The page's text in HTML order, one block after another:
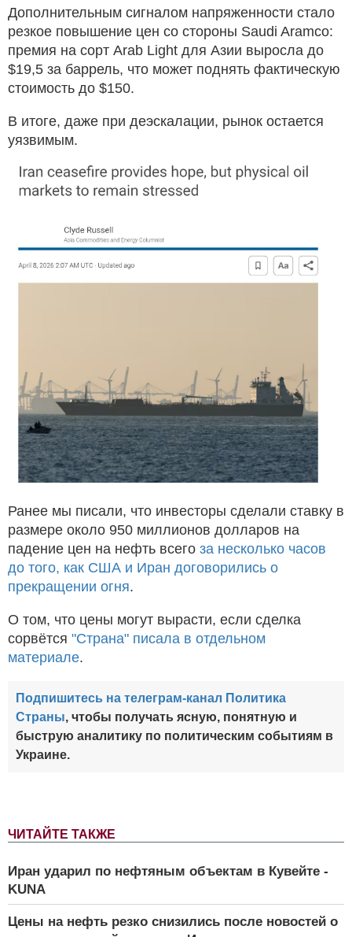
ЧИТАЙТЕ ТАКЖЕ
Иран ударил по нефтяным объектам в Кувейте -
KUNA
Цены на нефть резко снизились после новостей о
Дополнительным сигналом напряженности стало
резкое повышение цен со стороны Saudi Aramco:
премия на сорт Arab Light для Азии выросла до
$19,5 за баррель, что может поднять фактическую
стоимость до $150.
В итоге, даже при деэскалации, рынок остается
уязвимым.
Ранее мы писали, что инвесторы сделали ставку в
размере около 950 миллионов долларов на
падение цен на нефть всего за несколько часов
до того, как США и Иран договорились о
прекращении огня.
О том, что цены могут вырасти, если сделка
сорвётся "Страна" писала в отдельном
материале.
Подпишитесь на телеграм-канал Политика
Страны, чтобы получать ясную, понятную и
быструю аналитику по политическим событиям в
Украине.